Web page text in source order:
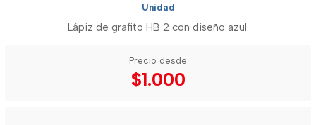
Unidad
Lápiz de grafito HB 2 con diseño azul.
Precio desde
$1.000